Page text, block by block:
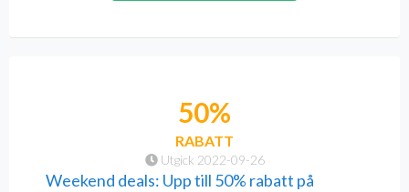
Utgick 2022-09-26
50%
RABATT
Weekend deals: Upp till 50% rabatt på